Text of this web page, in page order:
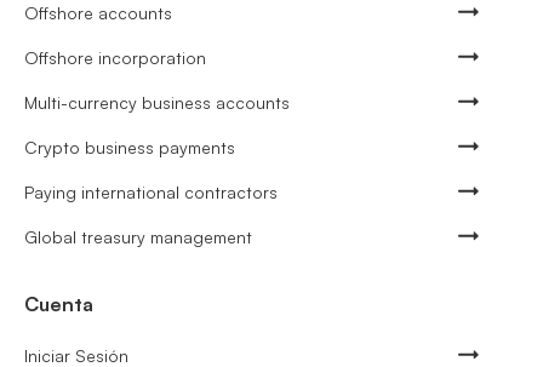
Offshore accounts
Offshore incorporation
Multi-currency business accounts
Crypto business payments
Paying international contractors
Global treasury management
Cuenta
Iniciar Sesión